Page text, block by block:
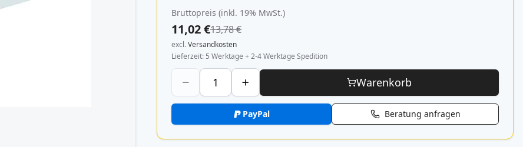
Bruttopreis (inkl. 19% MwSt.)
11,02 €13,78 €
excl.Versandkosten
Lieferzeit 5 Werktage + 2-4 Werktage Spedition
Warenkorb
PayPal Beratung anfragen